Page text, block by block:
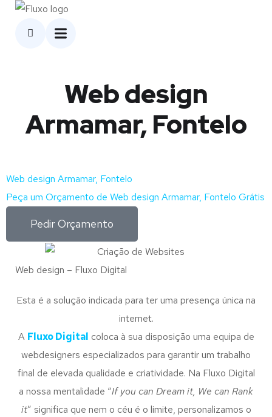
Web design
Armamar, Fontelo
Web design Armamar, Fontelo
Peça um Orçamento de Web design Armamar, Fontelo Grátis
Pedir Orçamento
Web design – Fluxo Digital
Esta é a solução indicada para ter uma presença única na
internet.
A Fluxo Digital coloca à sua disposição uma equipa de
webdesigners especializados para garantir um trabalho
final de elevada qualidade e criatividade. Na Fluxo Digital
a nossa mentalidade “If you can Dream it, We can Rank
it” significa que nem o céu é o limite, personalizamos o